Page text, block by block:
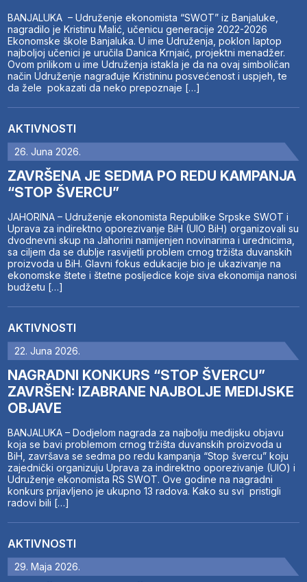
BANJALUKA – Udruženje ekonomista “SWOT” iz Banjaluke,
nagradilo je Kristinu Malić, učenicu generacije 2022-2026
Ekonomske škole Banjaluka. U ime Udruženja, poklon laptop
najboljoj učenici je uručila Danica Krnjaić, projektni menadžer.
Ovom prilikom u ime Udruženja istakla je da na ovaj simboličan
način Udruženje nagrađuje Kristininu posvećenost i uspjeh, te
da žele pokazati da neko prepoznaje […]
AKTIVNOSTI
26. Juna 2026.
ZAVRŠENA JE SEDMA PO REDU KAMPANJA
“STOP ŠVERCU”
JAHORINA – Udruženje ekonomista Republike Srpske SWOT i
Uprava za indirektno oporezivanje BiH (UIO BiH) organizovali su
dvodnevni skup na Jahorini namijenjen novinarima i urednicima,
sa ciljem da se dublje rasvijetli problem crnog tržišta duvanskih
proizvoda u BiH. Glavni fokus edukacije bio je ukazivanje na
ekonomske štete i štetne posljedice koje siva ekonomija nanosi
budžetu […]
AKTIVNOSTI
22. Juna 2026.
NAGRADNI KONKURS “STOP ŠVERCU”
ZAVRŠEN: IZABRANE NAJBOLJE MEDIJSKE
OBJAVE
BANJALUKA – Dodjelom nagrada za najbolju medijsku objavu
koja se bavi problemom crnog tržišta duvanskih proizvoda u
BiH, završava se sedma po redu kampanja “Stop švercu” koju
zajednički organizuju Uprava za indirektno oporezivanje (UIO) i
Udruženje ekonomista RS SWOT. Ove godine na nagradni
konkurs prijavljeno je ukupno 13 radova. Kako su svi pristigli
radovi bili […]
AKTIVNOSTI
29. Maja 2026.